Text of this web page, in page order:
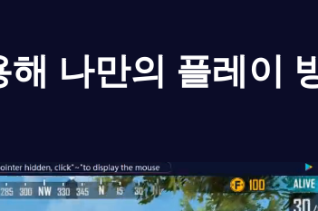
해 나만의 플레이